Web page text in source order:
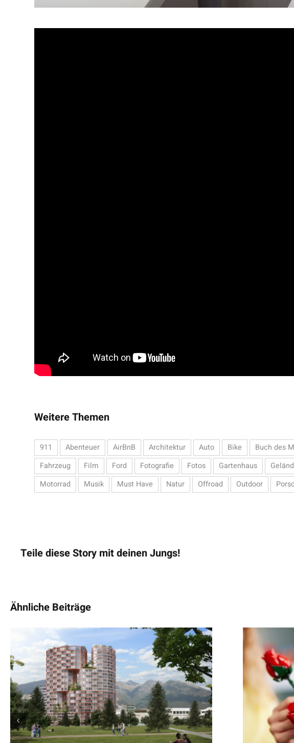
Weitere Themen
911 Abenteuer AirBnB Architektur Auto Bike Buch des
Fahrzeug
Film Ford Fotografie Fotos Gartenhaus
Motorrad
Musik Must Have Natur Offroad Outdoor
Teile diese Story mit deinen Jungs!
Ähnliche Beiträge